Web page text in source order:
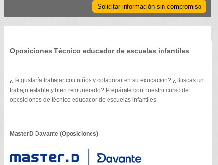
Solicitar información sin compromiso
Oposiciones Técnico educador de escuelas infantiles
¿Te gustaría trabajar con niños y colaborar en su educación? ¿Buscas un
trabajo estable y bien remunerado? Prepárate con nuestro curso de
oposiciones de técnico educador de escuelas infantiles
MasterD Davante (Oposiciones)